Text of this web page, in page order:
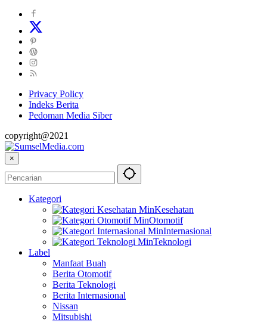
Privacy Policy
Indeks Berita
Pedoman Media Siber
copyright@2021
×
Kategori
Kesehatan
Otomotif
Internasional
Teknologi
Label
Manfaat Buah
Berita Otomotif
Berita Teknologi
Berita Internasional
Nissan
Mitsubishi